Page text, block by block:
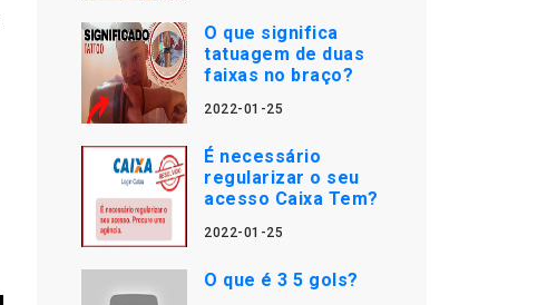
O que significa
tatuagem de duas
faixas no braço?
2022-01-25
É necessário
regularizar o seu
acesso Caixa Tem?
2022-01-25
O que é 3 5 gols?